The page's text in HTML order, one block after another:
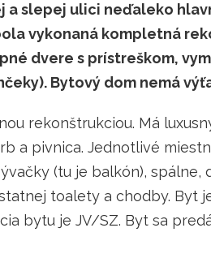
a slepej ulici neďaleko
vykonaná kompletná
dvere s prístreškom,
Bytový dom nemá
rekonštrukciou. Má
a pivnica. Jednotlivé
(tu je balkón), spálne,
toalety a chodby. Byt
bytu je JV/SZ. Byt sa